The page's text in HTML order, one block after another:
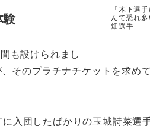
「木下選
んて恐れ
畑選手
も設けられまし
そのプラチナチケットを求め
入団したばかりの玉城詩菜選